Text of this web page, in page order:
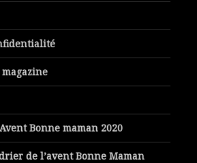
magazine
Bonne maman 2020
de l’avent Bonne Maman